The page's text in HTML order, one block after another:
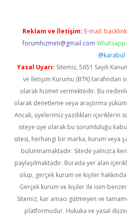
Reklam ve İletişim: E-mail:
forumhizmeti@gmail.com
@karabul
Yasal Uyarı: Sitemiz, 5651 Sayılı
ve İletişim Kurumu (BTK) tarafından
olarak hizmet vermektedir. Bu
olarak denetleme veya araştırma
Ancak, üyelerimiz yazdıkları içeriklerin
siteye üye olarak bu sorumluluğu
sitesi, herhangi bir marka, kurum veya
bulunmamaktadır. Sitede yalnızca
paylaşılmaktadır. Burada yer alan
olup, gerçek kurum ve kişiler
Gerçek kurum ve kişiler ile isim
Sitemiz, kar amacı gütmeyen ve
platformudur. Hukuka ve yasal